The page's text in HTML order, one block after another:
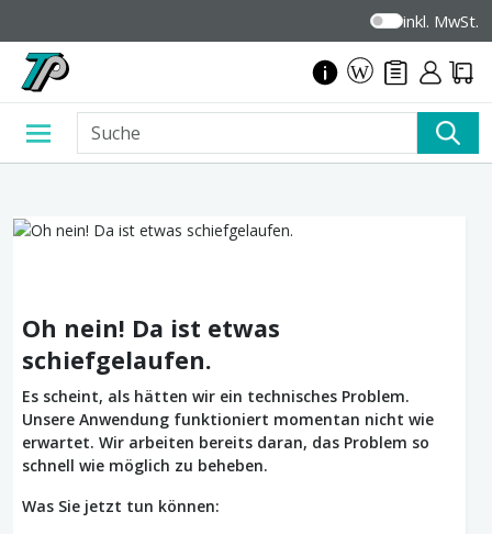
inkl. MwSt.
Oh nein! Da ist etwas
schiefgelaufen.
Es scheint, als hätten wir ein technisches Problem.
Unsere Anwendung funktioniert momentan nicht wie
erwartet. Wir arbeiten bereits daran, das Problem so
schnell wie möglich zu beheben.
Was Sie jetzt tun können: